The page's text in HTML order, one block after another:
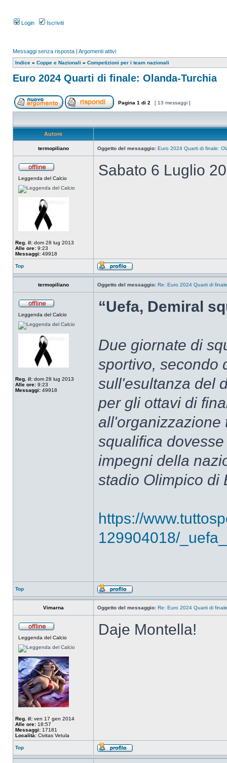
Login Iscriviti
Messaggi senza risposta | Argomenti attivi
Indice » Coppe e Nazionali » Competizioni per i team nazionali
Euro 2024 Quarti di finale: Olanda-Turchia
Pagina 1 di 2 [ 13 messaggi ]
Autore
termopiliano Oggetto del messaggio: Euro 2024 Quarti di finale:
Leggenda del Calcio
Reg. il: dom 28 lug 2013
Alle ore: 9:23
Messaggi: 49918
Sabato 6 Luglio
Top
termopiliano Oggetto del messaggio: Re: Euro 2024 Quarti di
Leggenda del Calcio
Reg. il: dom 28 lug 2013
Alle ore: 9:23
Messaggi: 49918
“Uefa, Demiral
Due giornate di
sportivo, secondo
sull'esultanza del
per gli ottavi di
all'organizzazione
squalifica
impegni della
stadio Olimpico di
https://
129904018/
Top
Vimarna Oggetto del messaggio: Re: Euro 2024 Quarti di
Leggenda del Calcio
Reg. il: ven 17 gen 2014
Alle ore: 18:57
Messaggi: 17181
Località: Civitas Vetula
Daje Montella!
Top